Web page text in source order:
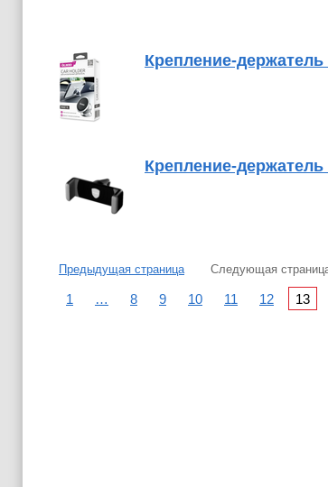
Крепление-держатель
Крепление-держатель
Предыдущая страница Следующая
1 … 8 9 10 11 12 13